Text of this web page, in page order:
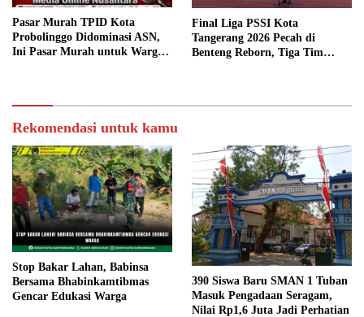
Pasar Murah TPID Kota
Probolinggo Didominasi ASN,
Ini Pasar Murah untuk Warga
Final Liga PSSI Kota
Tangerang 2026 Pecah di
Benteng Reborn, Tiga Tim
Rekomendasi untuk kamu
Stop Bakar Lahan, Babinsa
Bersama Bhabinkamtibmas
Gencar Edukasi Warga
390 Siswa Baru SMAN 1 Tuban
Masuk Pengadaan Seragam,
Nilai Rp1,6 Juta Jadi Perhatian